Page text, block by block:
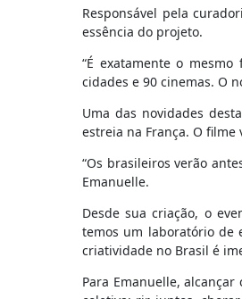
Responsável pela
essência do projeto.
“É exatamente o
cidades e 90 cinemas. O
Uma das novidades
estreia na França. O filme
“Os brasileiros verão
Emanuelle.
Desde sua criação, o
temos um laboratório de
criatividade no Brasil é
Para Emanuelle,